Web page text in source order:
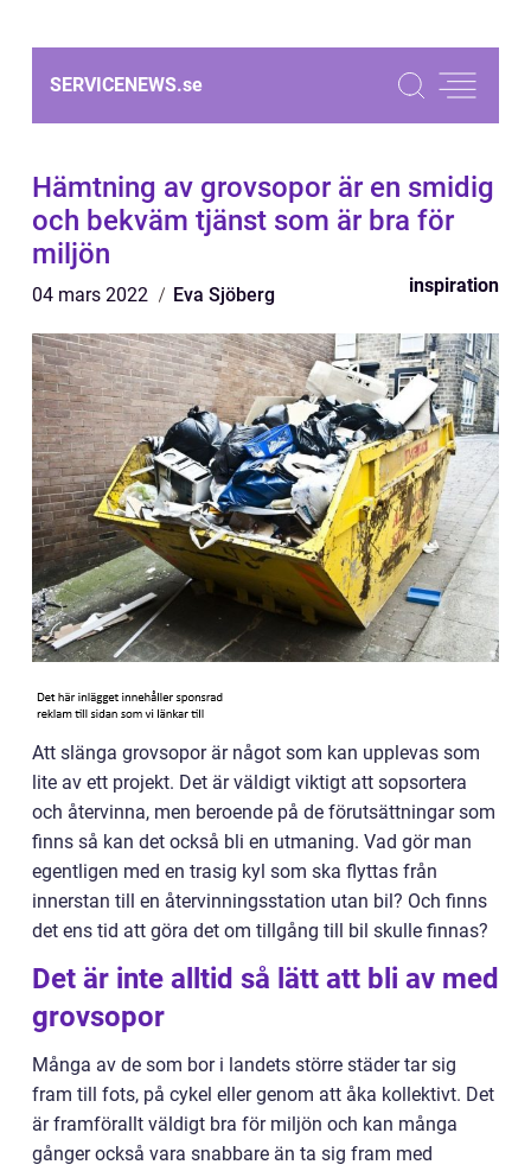
SERVICENEWS.se
Hämtning av grovsopor är en smidig
och bekväm tjänst som är bra för
miljön
04 mars 2022 Eva Sjöberg inspiration
Att slänga grovsopor är något som kan upplevas som
lite av ett projekt. Det är väldigt viktigt att sopsortera
och återvinna, men beroende på de förutsättningar som
finns så kan det också bli en utmaning. Vad gör man
egentligen med en trasig kyl som ska flyttas från
innerstan till en återvinningsstation utan bil? Och finns
det ens tid att göra det om tillgång till bil skulle finnas?
Det är inte alltid så lätt att bli av med
grovsopor
Många av de som bor i landets större städer tar sig
fram till fots, på cykel eller genom att åka kollektivt. Det
är framförallt väldigt bra för miljön och kan många
gånger också vara snabbare än ta sig fram med